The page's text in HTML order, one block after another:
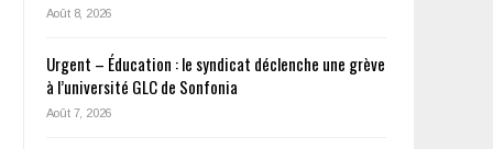
Août 8, 2026
Urgent – Éducation : le syndicat déclenche une grève
à l’université GLC de Sonfonia
Août 7, 2026